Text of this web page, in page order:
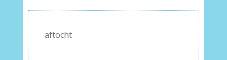
aftocht